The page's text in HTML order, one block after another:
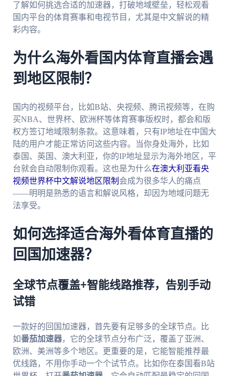
了解如何挑选合适的加速器，打破地域壁垒，轻松观看
国内平台的体育赛事和电视节目，尤其是中文解说的精
彩内容。
为什么海外看国内体育直播会遇
到地区限制？
国内的视频平台，比如B站、央视频、腾讯视频等，在购
买NBA、世界杯、欧洲杯等体育赛事版权时，都会和版
权方签订地域限制条款。这意味着，只有IP地址在中国大
陆的用户才能正常访问这些内容。当你身处海外，比如
泰国、英国、澳大利亚，你的IP地址显示为海外地区，平
台就会自动限制你观看。这也是为什么在澳大利亚看央
视频世界杯中文解说地区限制 会成为很多华人的痛点
——明明是熟悉的语言和解说风格，却因为地域问题无
法享受。
如何选择适合海外看体育直播的
回国加速器？
全球节点覆盖+智能线路推荐，告别手动
试错
一款好的回国加速器，首先要有足够多的全球节点。比
如番茄加速器，它的全球节点分布广泛，覆盖了亚洲、
欧洲、美洲等多个地区。更重要的是，它能智能推荐最
优线路，不用你手动一个个试节点。比如你在泰国看B站